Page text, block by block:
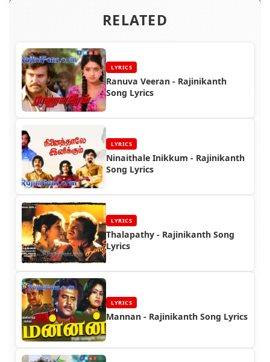
RELATED
LYRICS
Ranuva Veeran - Rajinikanth
Song Lyrics
LYRICS
Ninaithale Inikkum - Rajinikanth
Song Lyrics
LYRICS
Thalapathy - Rajinikanth Song
Lyrics
LYRICS
Mannan - Rajinikanth Song Lyrics